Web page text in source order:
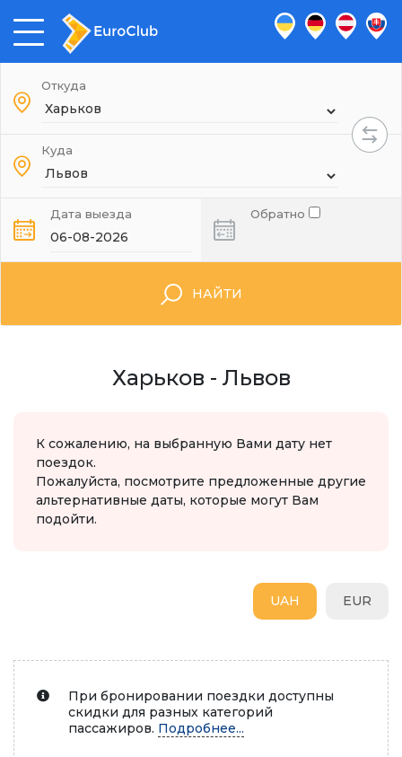
Откуда
Куда
Дата выезда Обратно
НАЙТИ
Харьков - Львов
К сожалению, на выбранную Вами дату нет
поездок.
Пожалуйста, посмотрите предложенные другие
альтернативные даты, которые могут Вам
подойти.
EUR
UAH
При бронировании поездки доступны
скидки для разных категорий
пассажиров. Подробнее...